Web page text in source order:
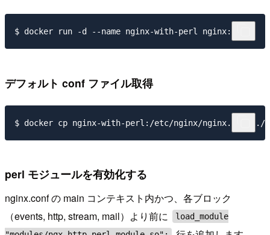
デフォルト conf ファイル取得
perl モジュールを有効化する
nginx.conf の main コンテキスト内かつ、各ブロック
（events, http, stream, mail）より前に
load_module